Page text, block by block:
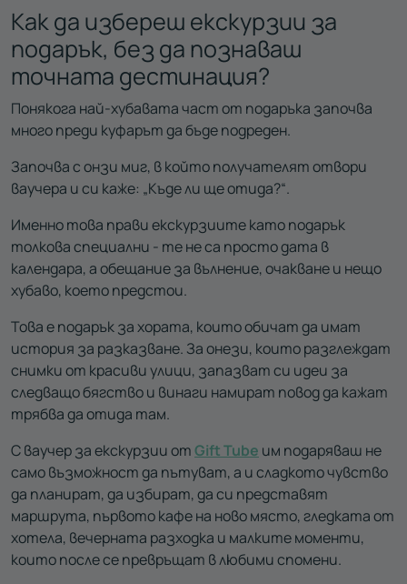
Как да избереш екскурзии за
подарък, без да познаваш
точната дестинация?
Понякога най-хубавата част от подаръка започва
много преди куфарът да бъде подреден.
Започва с онзи миг, в който получателят отвори
ваучера и си каже: „Къде ли ще отида?“.
Именно това прави екскурзиите като подарък
толкова специални - те не са просто дата в
календара, а обещание за вълнение, очакване и нещо
хубаво, което предстои.
Това е подарък за хората, които обичат да имат
история за разказване. За онези, които разглеждат
снимки от красиви улици, запазват си идеи за
следващо бягство и винаги намират повод да кажат
трябва да отида там.
С ваучер за екскурзии отGift Tube им подаряваш не
само възможност да пътуват, а и сладкото чувство
да планират, да избират, да си представят
маршрута, първото кафе на ново място, гледката от
хотела, вечерната разходка и малките моменти,
които после се превръщат в любими спомени.